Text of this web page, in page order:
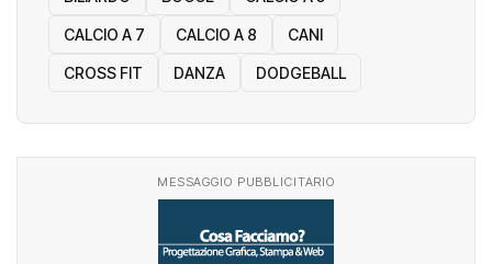
CALCIO A 7 CALCIO A 8 CANI
CROSS FIT DANZA DODGEBALL
MESSAGGIO PUBBLICITARIO